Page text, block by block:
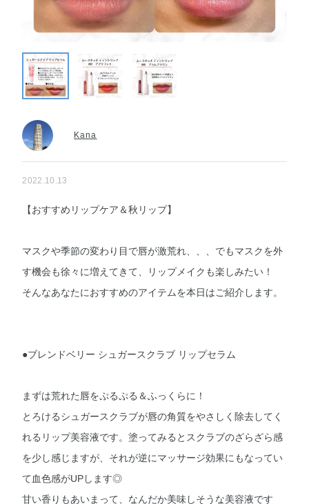
Kana
2022.10.13
【おすすめリップケア＆秋リップ】
マスクや季節の変わり目で唇が激荒れ、、、でもマスクを外
す機会も徐々に増えてきて、リップメイクも楽しみたい！
そんなあなたにおすすめのアイテムを本日はご紹介します。
●ブレンドベリー シュガースクラブ リップセラム
まずは荒れた唇をぷるぷる＆ふっくらに！
とろけるシュガースクラブが唇の角質をやさしく除去してく
れるリップ美容液です。塗ってみるとスクラブのざらざら感
を少し感じますが、それが逆にマッサージ効果にもなってい
て血色感がUPします◎
甘い香りもあいまって、なんだか美味しそうな美容液です